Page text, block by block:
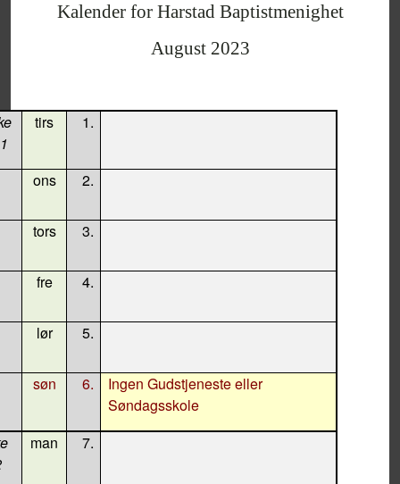
Kalender for Harstad Baptistmenighet
August 2023
tirs 1.
ons 2.
tors 3.
fre 4.
lør 5.
søn 6.
Ingen Gudstjeneste eller
Søndagsskole
man 7.